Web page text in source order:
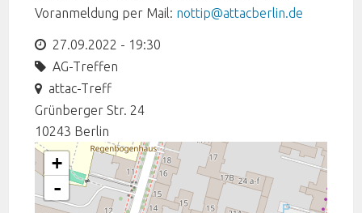
Voranmeldung per Mail: nottip@attacberlin.de
27.09.2022 - 19:30
AG-Treffen
attac-Treff
Grünberger Str. 24
10243 Berlin
+
-